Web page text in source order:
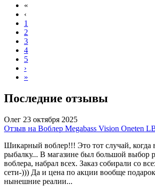
«
‹
1
2
3
4
5
›
»
Последние отзывы
Олег 23 октября 2025
Отзыв на Воблер Megabass Vision Oneten
Шикарный воблер!!! Это тот случай, когда
рыбалку... В магазине был большой выбор
воблера, набрал всех. Заказ собирали со
сети-))) Да и цена по акции вообще
нынешние реалии...